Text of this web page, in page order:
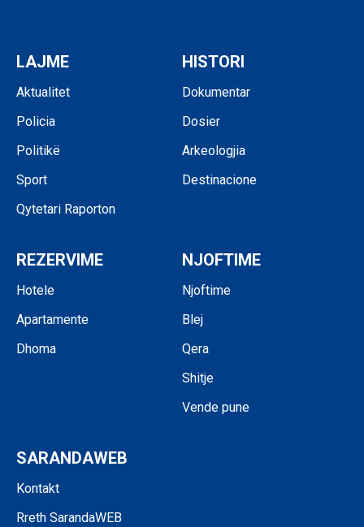
LAJME
Aktualitet
Policia
Politikë
Sport
Qytetari Raporton
HISTORI
Dokumentar
Dosier
Arkeologjia
Destinacione
REZERVIME
Hotele
Apartamente
Dhoma
NJOFTIME
Njoftime
Blej
Qera
Shitje
Vende pune
SARANDAWEB
Kontakt
Rreth SarandaWEB